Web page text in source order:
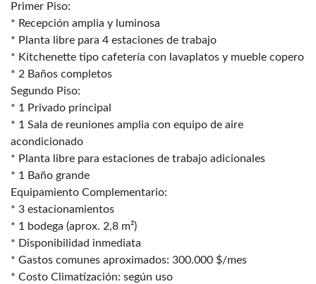
Primer Piso:
* Recepción amplia y luminosa
* Planta libre para 4 estaciones de trabajo
* Kitchenette tipo cafetería con lavaplatos y mueble copero
* 2 Baños completos
Segundo Piso:
* 1 Privado principal
* 1 Sala de reuniones amplia con equipo de aire
acondicionado
* Planta libre para estaciones de trabajo adicionales
* 1 Baño grande
Equipamiento Complementario:
* 3 estacionamientos
* 1 bodega (aprox. 2,8 m²)
* Disponibilidad inmediata
* Gastos comunes aproximados: 300.000 $/mes
* Costo Climatízación: según uso